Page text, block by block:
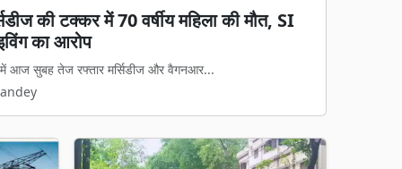
700 शिक्षकों की तबादला सूची जारी, 400
ट्रांसफर
से चले आ रहे स्थानांतरण के इंतजार पर आ...